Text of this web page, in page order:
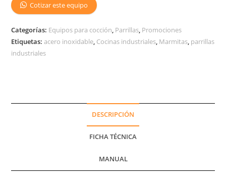
Cotizar este equipo
Categorías: Equipos para cocción, Parrillas, Promociones
Etiquetas:acero inoxidable, Cocinas industriales, Marmitas, parrillas
industriales
DESCRIPCIÓN
FICHA TÉCNICA
MANUAL